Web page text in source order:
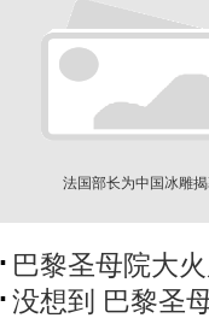
法国部长为中国冰雕
巴黎圣母院大
没想到 巴黎圣